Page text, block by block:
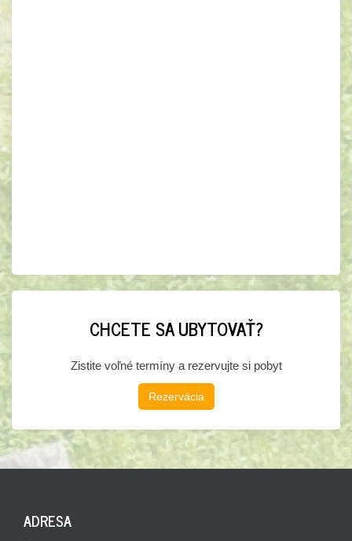
CHCETE SA UBYTOVAŤ?
Zistite voľné termíny a rezervujte si pobyt
Rezervácia
ADRESA